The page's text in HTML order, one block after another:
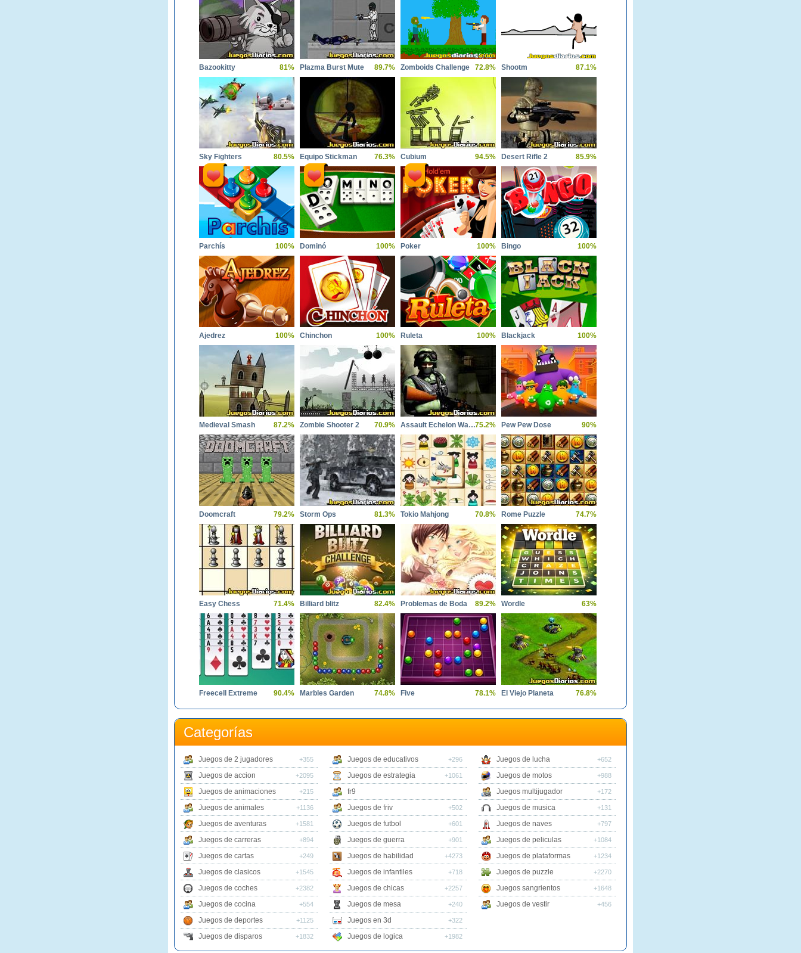
Bazookitty 81% Plazma Burst Mute 89.7% Zomboids Challenge 72.8% Shootm 87.1%
Sky Fighters 80.5% Equipo Stickman 76.3% Cubium 94.5% Desert Rifle 2 85.9%
Parchís 100% Dominó 100% Poker 100% Bingo 100%
Ajedrez 100% Chinchon 100% Ruleta 100% Blackjack 100%
Medieval Smash 87.2% Zombie Shooter 2 70.9% Assault Echelon Warehouse75.2% Pew Pew Dose 90%
Doomcraft 79.2% Storm Ops 81.3% Tokio Mahjong 70.8% Rome Puzzle 74.7%
Easy Chess 71.4% Billiard blitz 82.4% Problemas de Boda 89.2% Wordle 63%
Freecell Extreme 90.4% Marbles Garden 74.8% Five 78.1% El Viejo Planeta 76.8%
Categorías
Juegos de 2 jugadores +355
Juegos de accion +2095
Juegos de animaciones +215
Juegos de animales +1136
Juegos de aventuras +1581
Juegos de carreras +894
Juegos de cartas +249
Juegos de clasicos +1545
Juegos de coches +2382
Juegos de cocina +554
Juegos de deportes +1125
Juegos de disparos +1832
Juegos de educativos +296
Juegos de estrategia +1061
fr9
Juegos de friv
+502
Juegos de futbol +601
Juegos de guerra +901
Juegos de habilidad +4273
Juegos de infantiles +718
Juegos de chicas +2257
Juegos de mesa +240
Juegos en 3d +322
Juegos de logica +1982
Juegos de lucha +652
Juegos de motos +988
Juegos multijugador +172
Juegos de musica +131
Juegos de naves +797
Juegos de peliculas +1084
Juegos de plataformas +1234
Juegos de puzzle +2270
Juegos sangrientos +1648
Juegos de vestir +456